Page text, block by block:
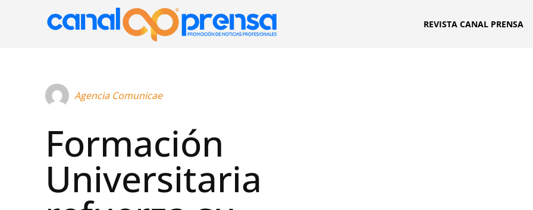
REVISTA CANAL PRENSA
Agencia Comunicae
Formación
Universitaria